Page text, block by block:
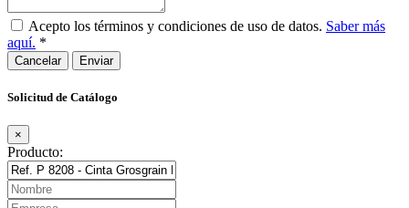
Acepto los términos y condiciones de uso de datos. Saber más
aquí. *
Cancelar
Solicitud de Catálogo
×
Producto: